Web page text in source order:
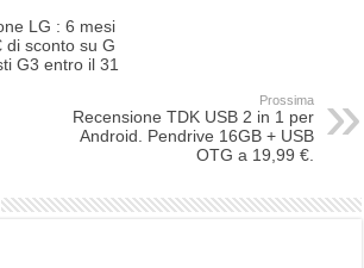
LG : 6 mesi
di sconto su G
G3 entro il 31
Prossima
Recensione TDK USB 2 in 1 per
Android. Pendrive 16GB + USB
OTG a 19,99 €.